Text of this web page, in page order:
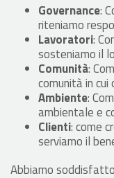
Governance:
riteniamo
Lavoratori:
sosteniamo il
Comunità:
comunità in cui
Ambiente:
ambientale e
Clienti: come
serviamo il
Abbiamo